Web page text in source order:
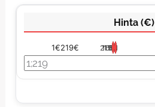
Hinta (€)
1€219€ 1
56
110
165
219